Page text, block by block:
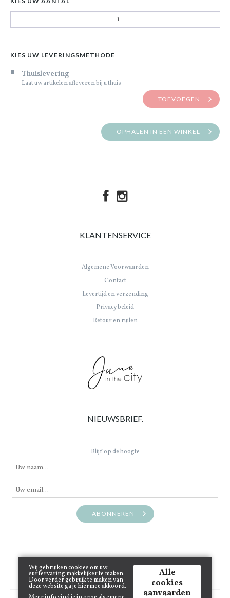
KIES UW LEVERINGSMETHODE
Thuislevering
Laat uw artikelen afleveren bij u thuis
TOEVOEGEN
OPHALEN IN EEN WINKEL
KLANTENSERVICE
Algemene Voorwaarden
Contact
Levertijd en verzending
Privacy beleid
Retour en ruilen
NIEUWSBRIEF.
Blijf op de hoogte
ABONNEREN
Wij gebruiken cookies om uw
surfervaring makkelijker te maken.
Door verder gebruik te maken van
deze website ga je hiermee akkoord.
Alle
cookies
aanvaarden